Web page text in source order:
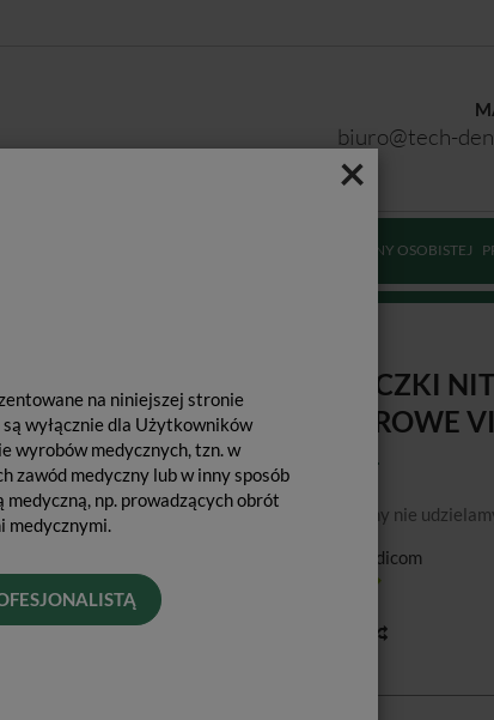
×
na niniejszej stronie
wyłącznie dla Użytkowników
wyrobów medycznych, tzn. w
zawód medyczny lub w inny sposób
np. prowadzących obrót
medycznymi.
biuro@tech-
ŚRODKI OCHRONY OSOBISTEJ
VITALS / 200 szt.
RĘKAWICZKI
BEZPUDROWE
Od podanej ceny nie
Medicom